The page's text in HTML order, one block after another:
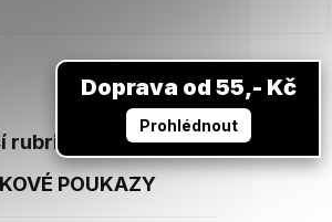
rubriky
POUKAZY
Doprava od 55,- Kč
Prohlédnout